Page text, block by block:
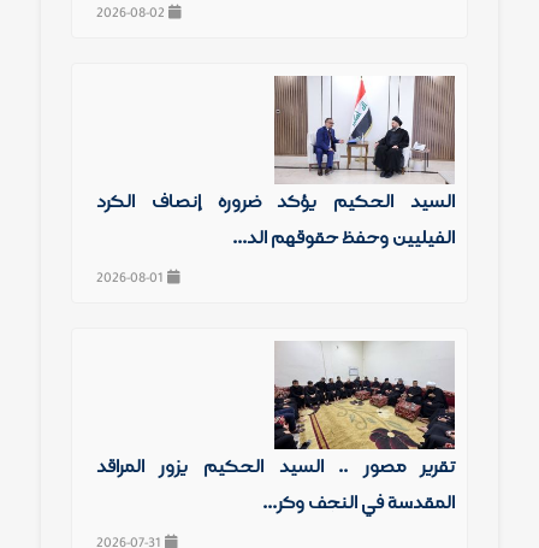
السيد الحكيم يؤكد ضرورة إنصاف الكرد
الفيليين وحفظ حقوقهم الد...
تقرير مصور .. السيد الحكيم يزور المراقد
المقدسة في النجف وكر...